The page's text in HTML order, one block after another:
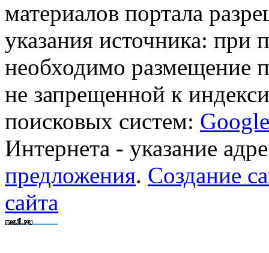
материалов портала
указания источника: при
необходимо размещение
не запрещенной к
поисковых систем: Google
Интернета - указание
предложения. Создание
сайта